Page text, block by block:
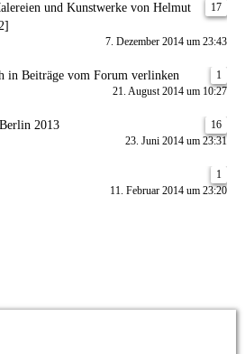
und Kunstwerke von Helmut
17
7. Dezember 2014 um 23:43
in Beiträge vom Forum verlinken
1
21. August 2014 um 10:27
2013
16
23. Juni 2014 um 23:31
1
11. Februar 2014 um 23:20